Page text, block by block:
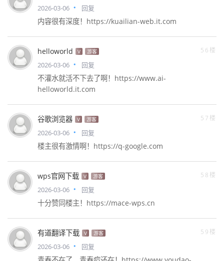
2026-03-06 回复
内容很有深度！https://kuailian-web.it.com
helloworld V 游客 56楼
2026-03-06 回复
不灌水就活不下去了啊！https://www.ai-
helloworld.it.com
谷歌浏览器 V 游客 57楼
2026-03-06 回复
楼主很有激情啊！https://q-google.com
wps官网下载 V 游客 58楼
2026-03-06 回复
十分赞同楼主！https://mace-wps.cn
有道翻译下载 V 游客 59楼
2026-03-06 回复